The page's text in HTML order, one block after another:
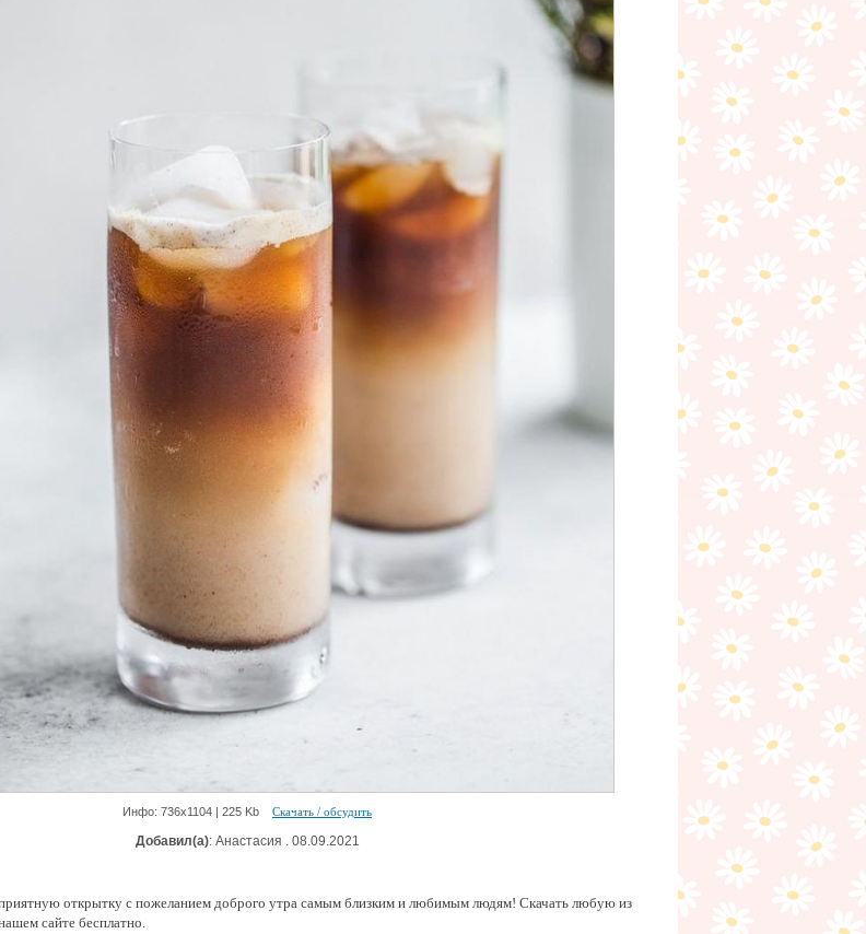
Инфо: 736х1104 | 225 Kb Скачать / обсудить
Добавил(а): Анастасия . 08.09.2021
открытку с пожеланием доброго утра самым близким и любимым людям! Скачать любую из
сайте бесплатно.